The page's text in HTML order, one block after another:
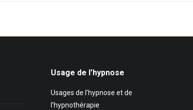
Usage de l’hypnose
Usages de l’hypnose et de
l’hypnothérapie